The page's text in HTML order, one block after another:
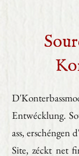
Entwécklung.
ass, erschéngen
Site, zéckt net